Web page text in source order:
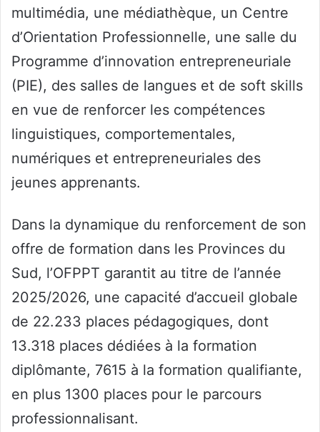
multimédia, une médiathèque, un Centre
d’Orientation Professionnelle, une salle du
Programme d’innovation entrepreneuriale
(PIE), des salles de langues et de soft skills
en vue de renforcer les compétences
linguistiques, comportementales,
numériques et entrepreneuriales des
jeunes apprenants.
Dans la dynamique du renforcement de son
offre de formation dans les Provinces du
Sud, l’OFPPT garantit au titre de l’année
2025/2026, une capacité d’accueil globale
de 22.233 places pédagogiques, dont
13.318 places dédiées à la formation
diplômante, 7615 à la formation qualifiante,
en plus 1300 places pour le parcours
professionnalisant.